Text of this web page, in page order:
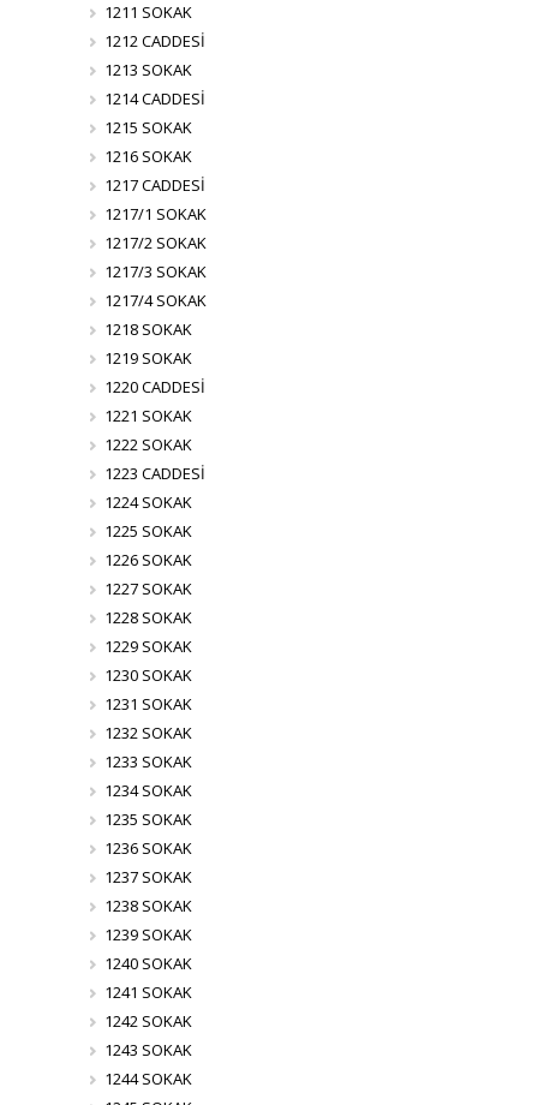
1211 SOKAK
1212 CADDESİ
1213 SOKAK
1214 CADDESİ
1215 SOKAK
1216 SOKAK
1217 CADDESİ
1217/1 SOKAK
1217/2 SOKAK
1217/3 SOKAK
1217/4 SOKAK
1218 SOKAK
1219 SOKAK
1220 CADDESİ
1221 SOKAK
1222 SOKAK
1223 CADDESİ
1224 SOKAK
1225 SOKAK
1226 SOKAK
1227 SOKAK
1228 SOKAK
1229 SOKAK
1230 SOKAK
1231 SOKAK
1232 SOKAK
1233 SOKAK
1234 SOKAK
1235 SOKAK
1236 SOKAK
1237 SOKAK
1238 SOKAK
1239 SOKAK
1240 SOKAK
1241 SOKAK
1242 SOKAK
1243 SOKAK
1244 SOKAK